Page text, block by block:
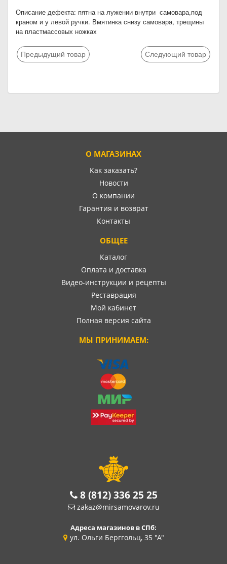
Описание дефекта: пятна на лужении внутри самовара,под
краном и у левой ручки. Вмятинка снизу самовара, трещины
на пластмассовых ножках
Предыдущий товар Следующий товар
О МАГАЗИНАХ
Как заказать?
Новости
О компании
Гарантия и возврат
Контакты
ОБЩЕЕ
Каталог
Оплата и доставка
Видео-инструкции и рецепты
Реставрация
Мой кабинет
Полная версия сайта
МЫ ПРИНИМАЕМ:
8 (812) 336 25 25
zakaz@mirsamovarov.ru
Адреса магазинов в СПб:
ул. Ольги Берггольц, 35 "А"